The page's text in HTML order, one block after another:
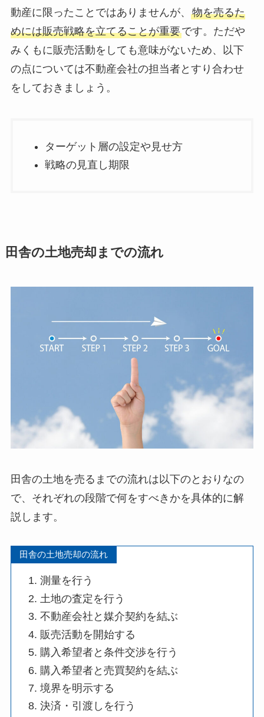
動産に限ったことではありませんが、 物を売るた
めには販売戦略を立てることが重要です。ただや
みくもに販売活動をしても意味がないため、以下
の点については不動産会社の担当者とすり合わせ
をしておきましょう。
ターゲット層の設定や見せ方
戦略の見直し期限
田舎の土地売却までの流れ
田舎の土地を売るまでの流れは以下のとおりなの
で、それぞれの段階で何をすべきかを具体的に解
説します。
田舎の土地売却の流れ
測量を行う
土地の査定を行う
不動産会社と媒介契約を結ぶ
販売活動を開始する
購入希望者と条件交渉を行う
購入希望者と売買契約を結ぶ
境界を明示する
決済・引渡しを行う